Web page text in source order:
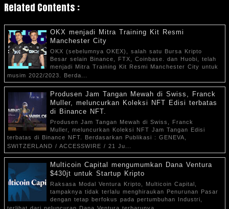
Related Contents :
OKX menjadi Mitra Training Kit Resmi
Manchester City
OKX (sebelumnya OKEX), salah satu Bursa Kripto
Besar selain Binance, FTX, Coinbase. dan Huobi, telah
menjadi Mitra Training Kit Resmi Manchester City untuk
musim 2022/2023. Berda...
Produsen Jam Tangan Mewah di Swiss, Franck
Muller, meluncurkan Koleksi NFT Edisi terbatas
di Binance NFT.
Produsen Jam Tangan Mewah di Swiss, Franck
Muller, meluncurkan Koleksi NFT Jam Tangan Edisi
terbatas di Binance NFT. Berdasarkan Publikasi : GENEVA,
SWITZERLAND / ACCESSWIRE / 21 Ju...
Multicoin Capital mengumumkan Dana Ventura
$430jt untuk Startup Kripto
Raksasa Modal Ventura Kripto, Multicoin Capital,
tampaknya tidak terlalu menghiraukan Penurunan Pasar
dengan tetap berfokus pada pertumbuhan Industri,